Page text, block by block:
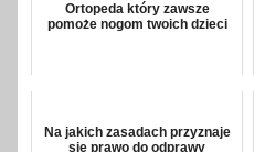
Ortopeda który zawsze
pomoże nogom twoich dzieci
Na jakich zasadach przyznaje
się prawo do odprawy